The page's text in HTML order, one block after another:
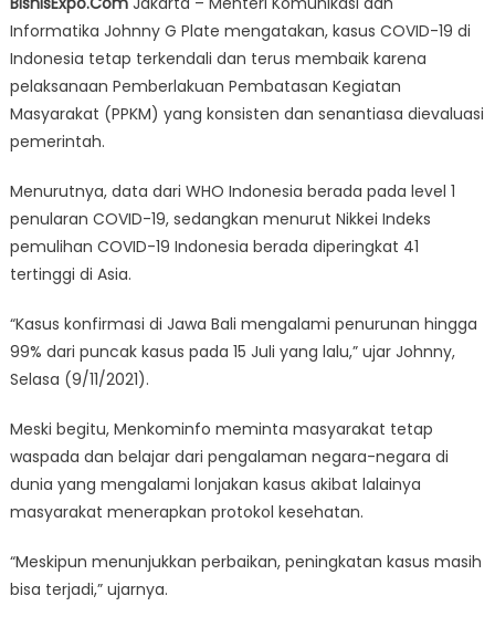
Kenaikan
Kasus
Covid-
19
Terjadi
Kabupaten/
Informatika Johnny G Plate mengatakan, kasus COVID-19 di
Indonesia tetap terkendali dan terus membaik karena
pelaksanaan Pemberlakuan Pembatasan Kegiatan
Masyarakat (PPKM) yang konsisten dan senantiasa dievaluasi
pemerintah.
Menurutnya, data dari WHO Indonesia berada pada level 1
penularan COVID-19, sedangkan menurut Nikkei Indeks
pemulihan COVID-19 Indonesia berada diperingkat 41
tertinggi di Asia.
“Kasus konfirmasi di Jawa Bali mengalami penurunan hingga
99% dari puncak kasus pada 15 Juli yang lalu,” ujar Johnny,
Selasa (9/11/2021).
Meski begitu, Menkominfo meminta masyarakat tetap
waspada dan belajar dari pengalaman negara-negara di
dunia yang mengalami lonjakan kasus akibat lalainya
masyarakat menerapkan protokol kesehatan.
“Meskipun menunjukkan perbaikan, peningkatan kasus masih
bisa terjadi,” ujarnya.